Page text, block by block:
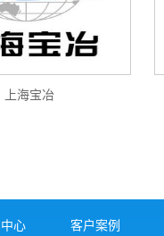
上海宝冶
心 客户案例